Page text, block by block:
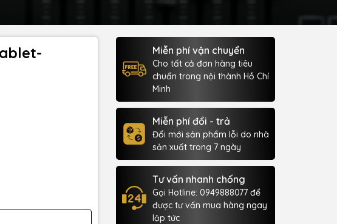
Miễn phí vận chuyển
Cho tất cả đơn hàng tiêu
chuẩn trong nội thành Hồ Chí
Minh
Miễn phí đổi - trả
Đổi mới sản phẩm lỗi do nhà
sản xuất trong 7 ngày
Tư vấn nhanh chống
Gọi Hotline: 0949888077 để
được tư vấn mua hàng ngay
lập tức